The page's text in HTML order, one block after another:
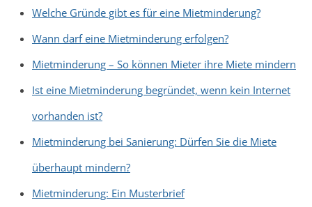
Welche Gründe gibt es für eine Mietminderung?
Wann darf eine Mietminderung erfolgen?
Mietminderung – So können Mieter ihre Miete mindern
Ist eine Mietminderung begründet, wenn kein Internet
vorhanden ist?
Mietminderung bei Sanierung: Dürfen Sie die Miete
überhaupt mindern?
Mietminderung: Ein Musterbrief